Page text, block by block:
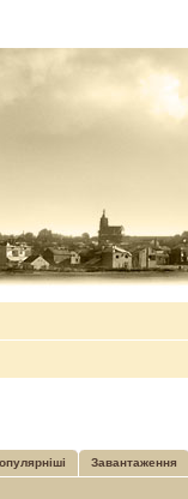
Завантаження